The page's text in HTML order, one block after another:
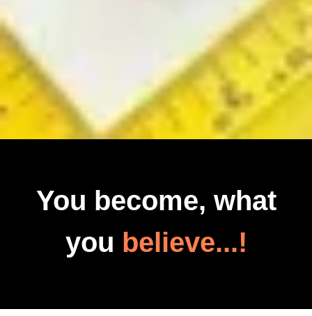
You become, what
you believe...!